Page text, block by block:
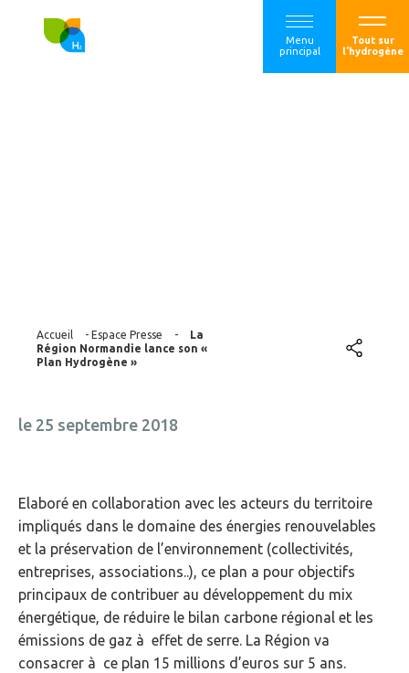
Menu
principal
Tout sur
l'hydrogène
Accueil - Espace Presse -
La
Région Normandie lance son «
Plan Hydrogène »
le 25 septembre 2018
Elaboré en collaboration avec les acteurs du territoire
impliqués dans le domaine des énergies renouvelables
et la préservation de l’environnement (collectivités,
entreprises, associations..), ce plan a pour objectifs
principaux de contribuer au développement du mix
énergétique, de réduire le bilan carbone régional et les
émissions de gaz à effet de serre. La Région va
consacrer à ce plan 15 millions d’euros sur 5 ans.